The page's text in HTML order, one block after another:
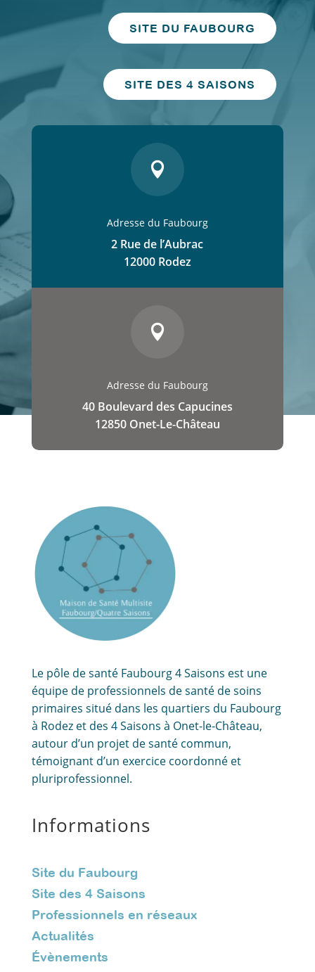
SITE DU FAUBOURG
SITE DES 4 SAISONS

Adresse du Faubourg
2 Rue de l’Aubrac
12000 Rodez

Adresse du Faubourg
40 Boulevard des Capucines
12850 Onet-Le-Château
Le pôle de santé Faubourg 4 Saisons est une
équipe de professionnels de santé de soins
primaires situé dans les quartiers du Faubourg
à Rodez et des 4 Saisons à Onet-le-Château,
autour d’un projet de santé commun,
témoignant d’un exercice coordonné et
pluriprofessionnel.
Informations
Site du Faubourg
Site des 4 Saisons
Professionnels en réseaux
Actualités
Évènements